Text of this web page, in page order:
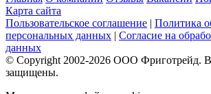
Карта сайта
Пользовательское соглашение | Политика
персональных данных | Согласие на
данных
© Copyright 2002-2026 ООО Фриготрейд.
защищены.